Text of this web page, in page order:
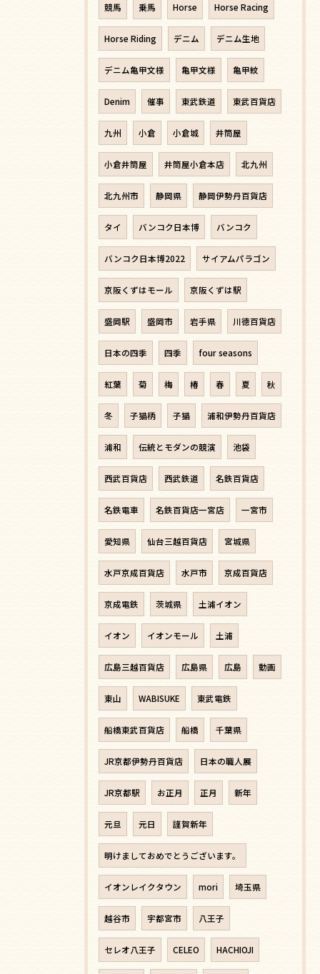
競馬 乗馬 Horse Horse Racing
Horse Riding デニム デニム生地
デニム亀甲文様 亀甲文様 亀甲紋
Denim 催事 東武鉄道 東武百貨店
九州 小倉 小倉城 井筒屋
小倉井筒屋 井筒屋小倉本店 北九州
北九州市 静岡県 静岡伊勢丹百貨店
タイ バンコク日本博 バンコク
バンコク日本博2022 サイアムパラゴン
京阪くずはモール 京阪くずは駅
盛岡駅 盛岡市 岩手県 川徳百貨店
日本の四季 四季 four seasons
紅葉 菊 梅 椿 春 夏 秋
冬 子猫柄 子猫 浦和伊勢丹百貨店
浦和 伝統とモダンの競演 池袋
西武百貨店 西武鉄道 名鉄百貨店
名鉄電車 名鉄百貨店一宮店 一宮市
愛知県 仙台三越百貨店 宮城県
水戸京成百貨店 水戸市 京成百貨店
京成電鉄 茨城県 土浦イオン
イオン イオンモール 土浦
広島三越百貨店 広島県 広島 動画
東山 WABISUKE 東武電鉄
船橋東武百貨店 船橋 千葉県
JR京都伊勢丹百貨店 日本の職人展
JR京都駅 お正月 正月 新年
元旦 元日 謹賀新年
明けましておめでとうございます。
イオンレイクタウン mori 埼玉県
越谷市 宇都宮市 八王子
セレオ八王子 CELEO HACHIOJI